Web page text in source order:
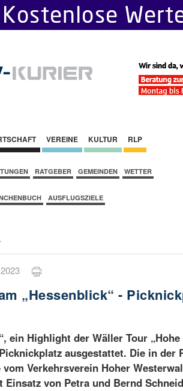
VEREINE KULTUR RLP
RATGEBER GEMEINDEN WETTER
AUSFLUGSZIELE
„Hessenblick“ -
ein Highlight der Wäller Tour
ausgestattet. Die in der
Verkehrsverein Hoher
Einsatz von Petra und Bernd